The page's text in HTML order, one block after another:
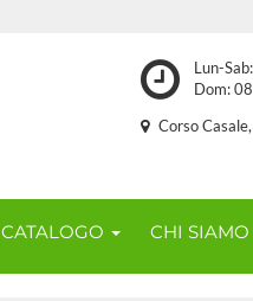
Lun-
Dom:
Corso
CATALOGO CHI SIAMO